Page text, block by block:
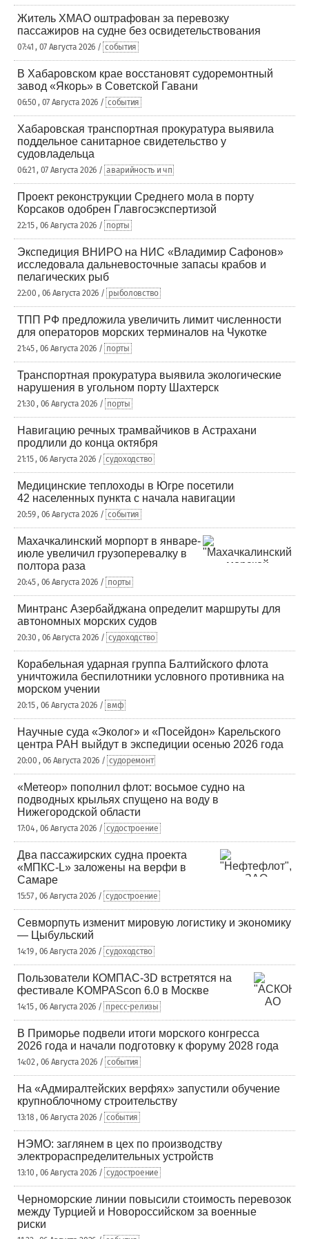
Житель ХМАО оштрафован за перевозку
пассажиров на судне без освидетельствования
07:41 , 07 Августа 2026 / события
В Хабаровском крае восстановят судоремонтный
завод «Якорь» в Советской Гавани
06:50 , 07 Августа 2026 / события
Хабаровская транспортная прокуратура выявила
поддельное санитарное свидетельство у
судовладельца
06:21 , 07 Августа 2026 / аварийность и чп
Проект реконструкции Среднего мола в порту
Корсаков одобрен Главгосэкспертизой
22:15 , 06 Августа 2026 / порты
Экспедиция ВНИРО на НИС «Владимир Сафонов»
исследовала дальневосточные запасы крабов и
пелагических рыб
22:00 , 06 Августа 2026 / рыболовство
ТПП РФ предложила увеличить лимит численности
для операторов морских терминалов на Чукотке
21:45 , 06 Августа 2026 / порты
Транспортная прокуратура выявила экологические
нарушения в угольном порту Шахтерск
21:30 , 06 Августа 2026 / порты
Навигацию речных трамвайчиков в Астрахани
продлили до конца октября
21:15 , 06 Августа 2026 / судоходство
Медицинские теплоходы в Югре посетили
42 населенных пункта с начала навигации
20:59 , 06 Августа 2026 / события
Махачкалинский морпорт в январе-
июле увеличил грузоперевалку в
полтора раза
20:45 , 06 Августа 2026 / порты
Минтранс Азербайджана определит маршруты для
автономных морских судов
20:30 , 06 Августа 2026 / судоходство
Корабельная ударная группа Балтийского флота
уничтожила беспилотники условного противника на
морском учении
20:15 , 06 Августа 2026 / вмф
Научные суда «Эколог» и «Посейдон» Карельского
центра РАН выйдут в экспедиции осенью 2026 года
20:00 , 06 Августа 2026 / судоремонт
«Метеор» пополнил флот: восьмое судно на
подводных крыльях спущено на воду в
Нижегородской области
17:04 , 06 Августа 2026 / судостроение
Два пассажирских судна проекта
«МПКС-L» заложены на верфи в
Самаре
15:57 , 06 Августа 2026 / судостроение
Севморпуть изменит мировую логистику и экономику
— Цыбульский
14:19 , 06 Августа 2026 / судоходство
Пользователи КОМПАС-3D встретятся на
фестивале KOMPAScon 6.0 в Москве
14:15 , 06 Августа 2026 / пресс-релизы
В Приморье подвели итоги морского конгресса
2026 года и начали подготовку к форуму 2028 года
14:02 , 06 Августа 2026 / события
На «Адмиралтейских верфях» запустили обучение
крупноблочному строительству
13:18 , 06 Августа 2026 / события
НЭМО: заглянем в цех по производству
электрораспределительных устройств
13:10 , 06 Августа 2026 / судостроение
Черноморские линии повысили стоимость перевозок
между Турцией и Новороссийском за военные
риски